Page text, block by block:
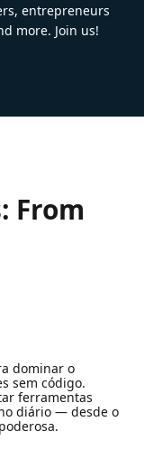
entrepreneurs
more. Join us!
From
dominar o
sem código.
ferramentas
diário — desde o